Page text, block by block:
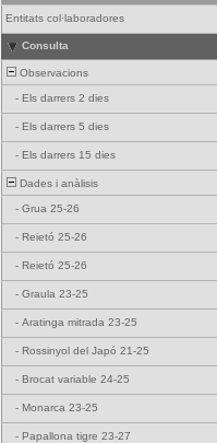
Entitats col·laboradores
Consulta
Observacions
- Els darrers 2 dies
- Els darrers 5 dies
- Els darrers 15 dies
Dades i anàlisis
- Grua 25-26
- Reietó 25-26
- Reietó 25-26
- Graula 23-25
- Aratinga mitrada 23-25
- Rossinyol del Japó 21-25
- Brocat variable 24-25
- Monarca 23-25
- Papallona tigre 23-27